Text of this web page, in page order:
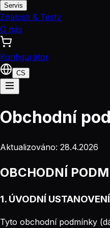
Servis
Znalosti & Testy
O nás
Konfigurátor
CS
Obchodní
Aktualizováno: 28.4.2026
OBCHODNÍ
1. ÚVODNÍ USTANOVENÍ
Tyto obchodní podmínky